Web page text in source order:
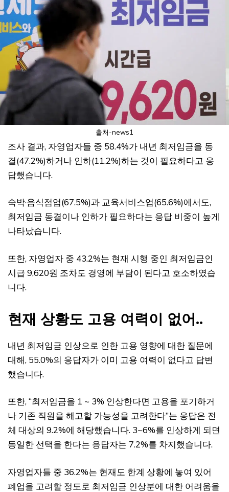
출처-news1
조사 결과, 자영업자들 중 58.4%가 내년 최저임금을 동
결(47.2%)하거나 인하(11.2%)하는 것이 필요하다고 응
답했습니다.
숙박·음식점업(67.5%)과 교육서비스업(65.6%)에서도,
최저임금 동결이나 인하가 필요하다는 응답 비중이 높게
나타났습니다.
또한, 자영업자 중 43.2%는 현재 시행 중인 최저임금인
시급 9,620원 조차도 경영에 부담이 된다고 호소하였습
니다.
현재 상황도 고용 여력이 없어..
내년 최저임금 인상으로 인한 고용 영향에 대한 질문에
대해, 55.0%의 응답자가 이미 고용 여력이 없다고 답변
했습니다.
또한, “최저임금을 1 ~ 3% 인상한다면 고용을 포기하거
나 기존 직원을 해고할 가능성을 고려한다”는 응답은 전
체 대상의 9.2%에 해당했습니다. 3~6%를 인상하게 되면
동일한 선택을 한다는 응답자는 7.2%를 차지했습니다.
자영업자들 중 36.2%는 현재도 한계 상황에 놓여 있어
폐업을 고려할 정도로 최저임금 인상분에 대한 어려움을